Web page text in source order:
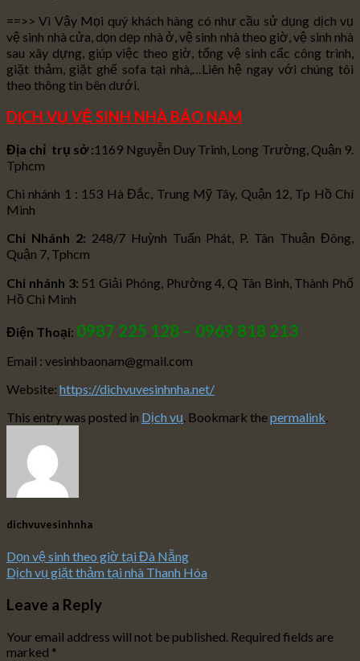
==>> Vì Vậy Mọi quý khách hàng có như cầu sử dụng dịch vụ
vệ sinh nhà cửa, dọn dẹp nhà ở, vệ sinh nhà theo giờ, vệ sinh nhà
sau xây dựng, giúp việc theo giờ, tổng vệ sinh cấc công trình,
giặt thảm, giặt ghế sofa tại nhà,…Liên hệ ngay với chúng tôi
theo thông tin bên dưới.
DỊCH VỤ VỆ SINH NHÀ BẢO NAM
Địa chỉ trụ sở :1169 Nguyễn Duy Trinh, Long Trường, Quận 9.
Tphcm
Chi nhánh 1 : 153 Hà Đắc, Trung Mỹ Tây, Quận 12, Tp Hồ Chí
Minh
Chi Nhánh 2: 248/7 Huỳnh Tuấn Phát, P. Tân Thuận Đông,
Quận 7, Tphcm
Chi nhánh 3: 51 Giải Phóng, Phường 4, Q Tân Bình, Thành Phố
Hồ Chi Minh
Điện Thoại: 0987 225 128 – 0969 818 213
Email : vesinhbaonam@gmail.com
Website: https://dichvuvesinhnha.net/
This entry was posted in Dịch vụ. Bookmark thepermalink.
dichvuvesinhnha
Dọn vệ sinh theo giờ tại Đà Nẵng
Dịch vụ giặt thảm tại nhà Thanh Hóa
Leave a Reply
Your email address will not be published. Required fields are
marked *